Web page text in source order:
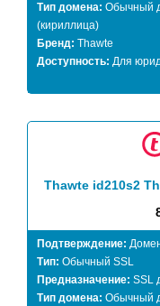
Тип домена: Обычный
(кириллица)
Бренд: Thawte
Доступность: Для
Thawte id210s2
Подтверждение:
Тип: Обычный SSL
Предназначение: SSL
Тип домена: Обычный